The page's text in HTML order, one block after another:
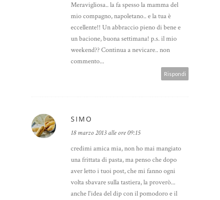
Meravigliosa.. la fa spesso la mamma del
mio compagno, napoletano.. e la tua è
eccellente!! Un abbraccio pieno di bene e
un bacione, buona settimana! p.s. il mio
weekend?? Continua a nevicare.. non
commento...
Rispondi
SIMO
18 marzo 2013 alle ore 09:15
credimi amica mia, non ho mai mangiato
una frittata di pasta, ma penso che dopo
aver letto i tuoi post, che mi fanno ogni
volta sbavare sulla tastiera, la proverò...
anche l'idea del dip con il pomodoro e il